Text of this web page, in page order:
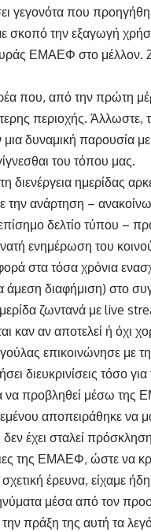
γεγονότα που
σκοπό την εξαγωγή
ΕΜΑΕΦ στο μέλλον.
που, από την πρώτη
περιοχής. Άλλωστε, το
δυναμική παρουσία
του τόπου μας.
ημερίδας
ανάρτηση –
δελτίο τύπου –
ενημέρωση του
στα τόσα χρόνια
άμεση διαφήμιση) στο
ζωντανά με live
καν αν αποτελεί ή όχι
επικοινώνησε με
διευκρινίσεις τόσο
προβληθεί μέσω της
αποπειράθηκε να
έχει σταλεί
της ΕΜΑΕΦ, ώστε να
έρευνα, είχαμε ήδη
μέσα από τον
πράξη της αυτή τα